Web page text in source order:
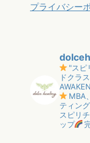
プライバシー
"スピ
ドクラ
MBA
ティング
スピリ
ップ